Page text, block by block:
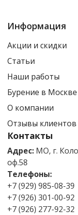
Информация
Акции и скидки
Статьи
Наши работы
Бурение в Москве
О компании
Отзывы клиентов
Контакты
Адрес: МО, г.
оф.58
Телефоны:
+7 (929) 985-08-39
+7 (926) 301-00-92
+7 (926) 277-92-32